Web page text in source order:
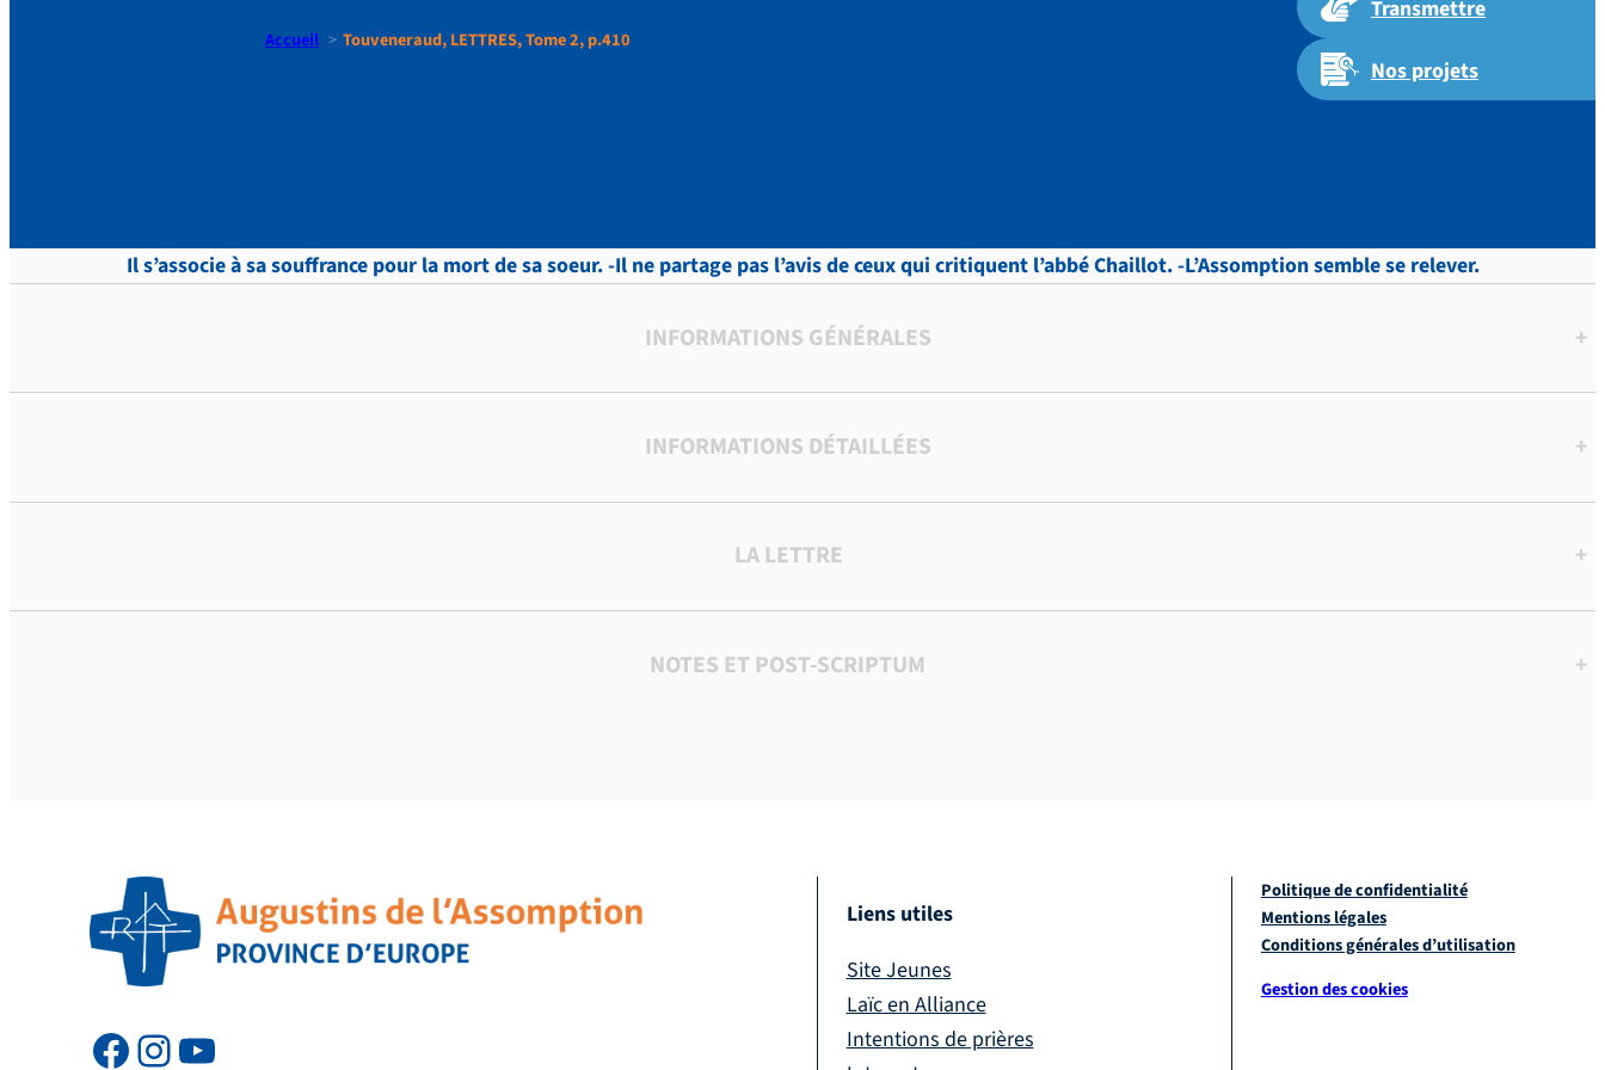
Transmettre
Nos projets
Accueil Touveneraud, LETTRES, Tome 2, p.410
Il s’associe à sa souffrance pour la mort de sa soeur. -Il ne partage pas l’avis de ceux qui critiquent l’abbé Chaillot. -L’Assomption semble se relever.
INFORMATIONS GÉNÉRALES +
INFORMATIONS DÉTAILLÉES +
LA LETTRE +
NOTES ET POST-SCRIPTUM +
Liens utiles
Site Jeunes
Laïc en Alliance
Intentions de prières
Politique de confidentialité
Mentions légales
Conditions générales d’utilisation
Gestion des cookies